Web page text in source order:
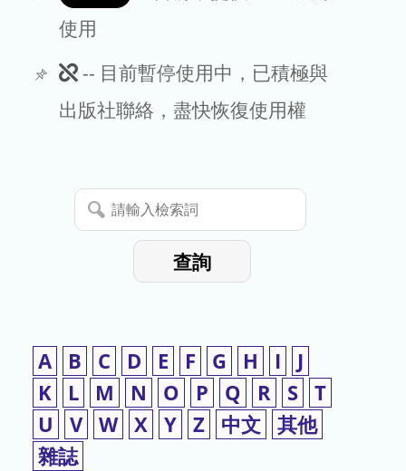
使用
此
期
暫
停
-- 目前暫停使用中，已積極與
出版社聯絡，盡快恢復使用權
請
輸
查詢
A B C D E F G H I
J
K
L M N O P Q R S T
U
V W X Y Z 中文 其他
雜誌